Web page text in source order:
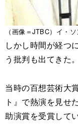
（画像＝JTBC）イ・
しかし時間が経つ
う批判も出てきた。
当時の百想芸術大
ト』で熱演を見せ
助演賞を受賞してい